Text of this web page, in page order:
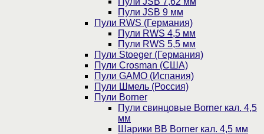
Пули JSB 9 мм
Пули RWS (Германия)
Пули RWS 4,5 мм
Пули RWS 5,5 мм
Пули Stoeger (Германия)
Пули Crosman (США)
Пули GAMO (Испания)
Пули Шмель (Россия)
Пули Borner
Пули свинцовые Borner кал. 4,5
мм
Шарики BB Borner кал. 4,5 мм